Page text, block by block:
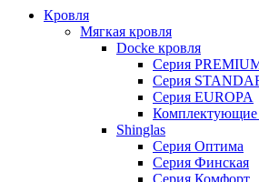
Кровля
Мягкая кровля
Docke кровля
Серия
Серия
Серия EUROPA
Комплектующие
Shinglas
Серия Оптима
Серия Финская
Серия Комфорт